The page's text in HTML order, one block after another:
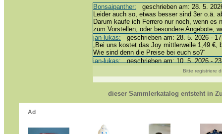
Bonsaipanther: geschrieben am: 28. 5.
Leider auch so, etwas besser sind 3er o.ä.
Darum kaufe ich Ferrero nur noch, wenn es
zum Vorstellen, oder besondere Angebote,
jan-lukas: geschrieben am: 28. 5. 2026 -
„Bei uns kostet das Joy mittlerweile 1,49 €,
Wie sind denn die Preise bei euch so?“
jan-lukas:geschrieben am: 10. 5. 2026 -
Bonsaipanther:geschrieben am: 10. 5.
@ Harald
https://www.ue-ei-portal-
Dein Enkel sollte zur Strafe die nächsten 3
Für die Figuren VC307, 310, 318 und 326
mein Enkel hat die leider weggeworfen
Bitte registriere
dieser Sammlerkatalog entsteht in